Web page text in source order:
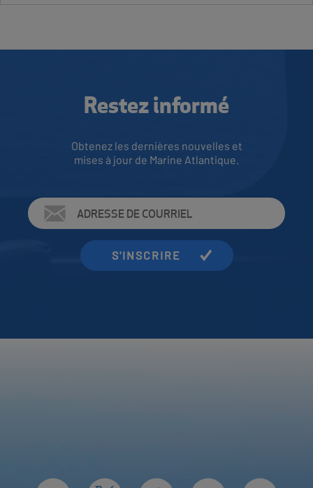
Restez informé
Obtenez les dernières nouvelles et
mises à jour de Marine Atlantique.
de
courriel